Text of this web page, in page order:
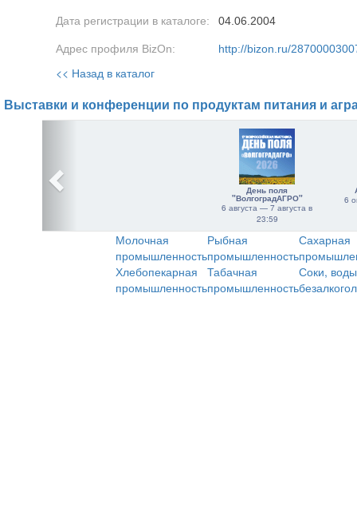
Дата регистрации в каталоге: 04.06.2004
Адрес профиля BizOn: http://bizon.ru/
<< Назад в каталог
Выставки и конференции по продуктам питания и
День поля
"ВолгоградАГРО"
6 августа — 7 августа в
23:59
6
Молочная
промышленность
Рыбная
промышленность
Сахарная
Хлебопекарная
промышленность
Табачная
промышленность
Соки,